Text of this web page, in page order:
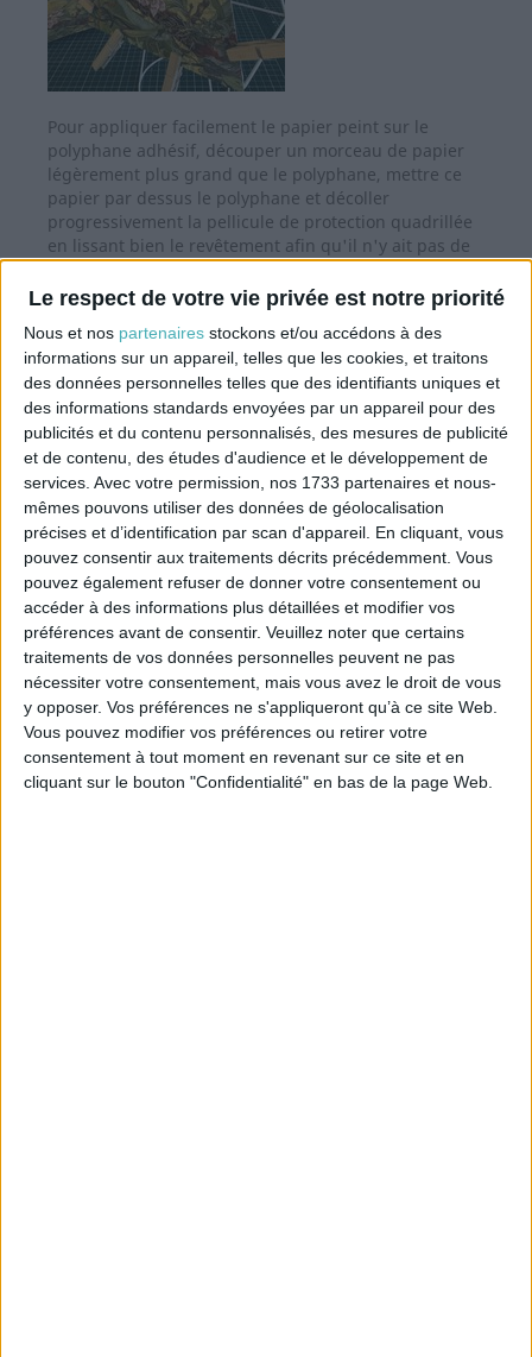
Le respect de votre vie privée est notre priorité
Nous et nos partenaires stockons et/ou accédons à des
informations sur un appareil, telles que les cookies, et traitons
des données personnelles telles que des identifiants uniques et
des informations standards envoyées par un appareil pour des
publicités et du contenu personnalisés, des mesures de publicité
et de contenu, des études d'audience et le développement de
services. Avec votre permission, nos 1733 partenaires et nous-
mêmes pouvons utiliser des données de géolocalisation
précises et d’identification par scan d'appareil. En cliquant, vous
pouvez consentir aux traitements décrits précédemment. Vous
pouvez également refuser de donner votre consentement ou
accéder à des informations plus détaillées et modifier vos
préférences avant de consentir. Veuillez noter que certains
traitements de vos données personnelles peuvent ne pas
nécessiter votre consentement, mais vous avez le droit de vous
y opposer. Vos préférences ne s'appliqueront qu’à ce site Web.
Vous pouvez modifier vos préférences ou retirer votre
consentement à tout moment en revenant sur ce site et en
cliquant sur le bouton "Confidentialité" en bas de la page Web.
Pour appliquer facilement le papier peint sur le
polyphane adhésif, découper un morceau de papier
légèrement plus grand que le polyphane, mettre ce
papier par dessus le polyphane et décoller
progressivement la pellicule de protection quadrillée
en lissant bien le revêtement afin qu'il n'y ait pas de
bulle d'air.
Couper ensuite le surplus de papier autour du
polyphane. Faire la même opération pour les quatre
panneaux.
Chaque panneau va être collé sur la carcasse l'un
après l'autre en commençant par les deux grandes
faces.
Mettre généreusement de la colle blanche vinylique*
sur l'une des grandes faces et appliquer le
revêtement en le maintenant avec des pinces à linge.
Attendre une heure que la colle soit prise avant de
faire la même chose avec l'autre grande face.
* La colle blanche vinylique doit être bien épaisse, elle devient
transparente au séchage